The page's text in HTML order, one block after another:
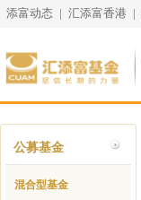
添富动态 | 汇添富香港 |
公募基金
混合型基金